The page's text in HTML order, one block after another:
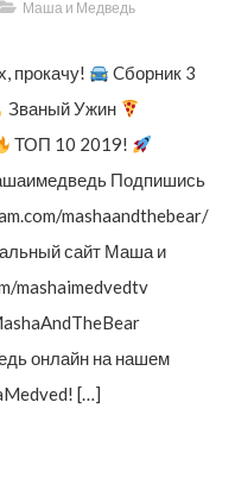
Маша и Медведь
прокачу!
Cборник 3
Званый Ужин
ТОП 10 2019!
Подпишись
mashaandthebear/
сайт Маша и
mashaimedvedtv
онлайн на нашем
[…]